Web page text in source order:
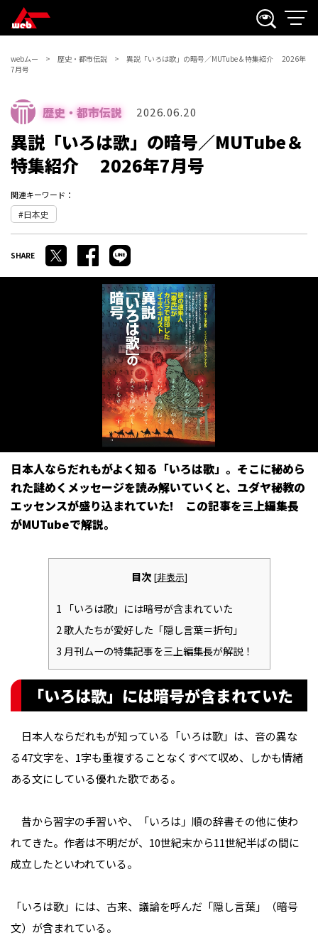
webムー 歴史・都市伝説
異説「いろは歌」の暗号／MUTube＆特集紹介 2026年
7月号
歴史・都市伝説 2026.06.20
異説「いろは歌」の暗号／MUTube＆
特集紹介 2026年7月号
関連キーワード：
日本史
日本人ならだれもがよく知る「いろは歌」。そこに秘めら
れた謎めくメッセージを読み解いていくと、ユダヤ秘教の
エッセンスが盛り込まれていた! この記事を三上編集長
がMUTubeで解説。
目次 [非表示]
1 「いろは歌」には暗号が含まれていた
2歌人たちが愛好した「隠し言葉＝折句」
3 月刊ムーの特集記事を三上編集長が解説！
「いろは歌」には暗号が含まれていた
日本人ならだれもが知っている「いろは歌」は、音の異な
る47文字を、1字も重複することなくすべて収め、しかも情緒
ある文にしている優れた歌である。
昔から習字の手習いや、「いろは」順の辞書その他に使わ
れてきた。作者は不明だが、10世紀末から11世紀半ばの間に
成立したといわれている。
「いろは歌」には、古来、議論を呼んだ「隠し言葉」（暗号
文）が含まれている。